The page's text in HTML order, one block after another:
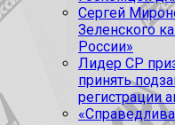
Сергей
Зеленского
России»
Лидер СР
принять
регистрации